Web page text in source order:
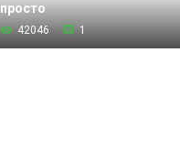
просто
42046 1